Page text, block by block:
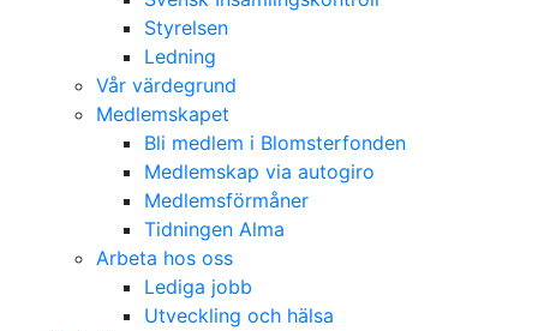
Styrelsen
Ledning
Vår värdegrund
Medlemskapet
Bli medlem i Blomsterfonden
Medlemskap via autogiro
Medlemsförmåner
Tidningen Alma
Arbeta hos oss
Lediga jobb
Utveckling och hälsa